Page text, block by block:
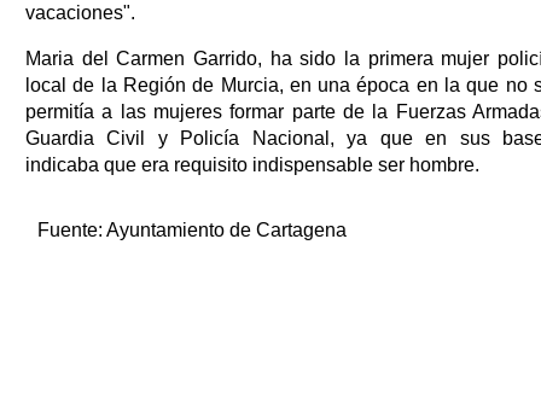
vacaciones".
Maria del Carmen Garrido, ha sido la primera mujer
local de la Región de Murcia, en una época en la que no
permitía a las mujeres formar parte de la Fuerzas
Guardia Civil y Policía Nacional, ya que en sus
indicaba que era requisito indispensable ser hombre.
Fuente: Ayuntamiento de Cartagena